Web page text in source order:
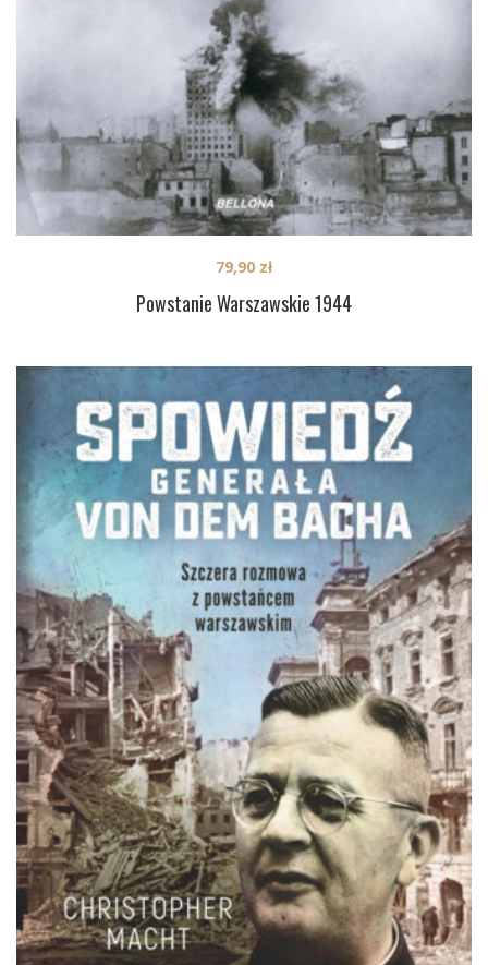
Powstanie Warszawskie 1944
79,90 zł